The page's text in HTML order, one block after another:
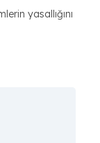
yasallığını